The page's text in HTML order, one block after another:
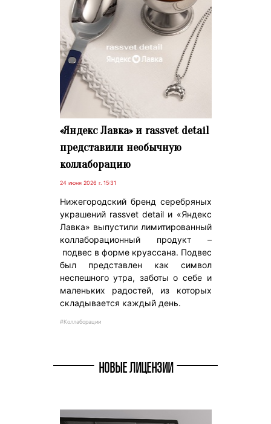
«Яндекс Лавка» и rassvet detail
представили необычную
коллаборацию
24 июня 2026 г. 15:31
Нижегородский бренд серебряных
украшений rassvet detail и «Яндекс
Лавка» выпустили лимитированный
коллаборационный продукт –
подвес в форме круассана. Подвес
был представлен как символ
неспешного утра, заботы о себе и
маленьких радостей, из которых
складывается каждый день.
#Коллаборации
НОВЫЕ ЛИЦЕНЗИИ